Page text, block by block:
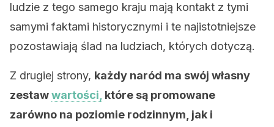
ludzie z tego samego kraju mają kontakt z tymi
samymi faktami historycznymi i te najistotniejsze
pozostawiają ślad na ludziach, których dotyczą.
Z drugiej strony, każdy naród ma swój własny
zestawwartości, które są promowane
zarówno na poziomie rodzinnym, jak i